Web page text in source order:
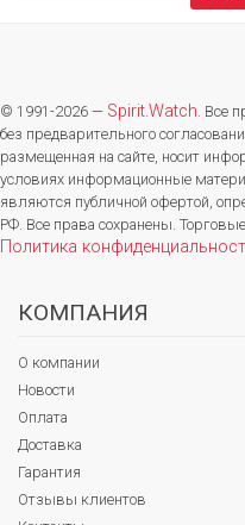
© 1991-2026 — Spirit.Watch. Все
без предварительного
размещенная на сайте, носит
условиях информационные
являются публичной офертой,
РФ. Все права сохранены.
Политика
КОМПАНИЯ
О компании
Новости
Оплата
Доставка
Гарантия
Отзывы клиентов